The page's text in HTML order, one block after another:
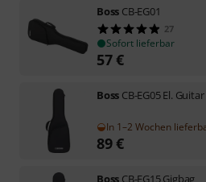
Boss CB-EG01
27
Sofort lieferbar
57€
Boss CB-EG05 El.
In 1–2 Wochen
89€
Boss CB-EG15 Gigbag